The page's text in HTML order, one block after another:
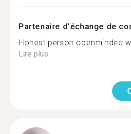
Partenaire d'échange de
Honest person openminded
Lire plus